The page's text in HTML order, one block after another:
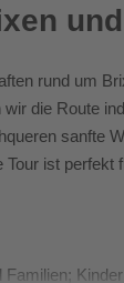
rund um
die Route
sanfte
ist
Familien;